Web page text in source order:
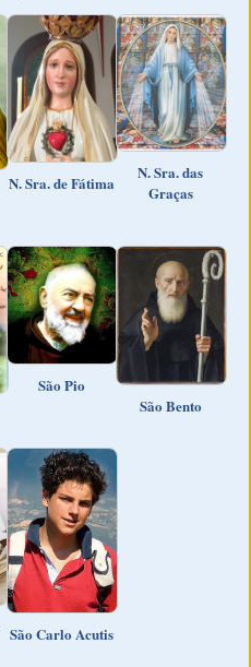
N. Sra. de Fátima
N. Sra. das
Graças
São Pio
São Bento
São Carlo Acutis